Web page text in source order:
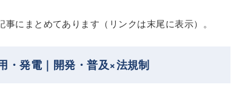
にまとめてあります（リンクは末尾に表示）。
発電｜開発・普及×法規制